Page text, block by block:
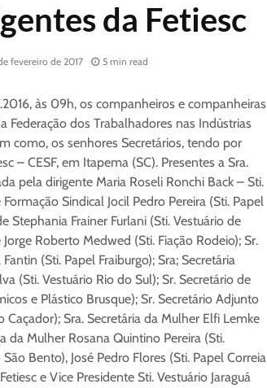
da Fetiesc
fevereiro de 2017 5 min read
às 09h, os companheiros e companheiras
dos Trabalhadores nas Indústrias
como, os senhores Secretários, tendo por
– CESF, em Itapema (SC). Presentes a Sra.
pela dirigente Maria Roseli Ronchi Back – Sti.
Sindical Jocil Pedro Pereira (Sti. Papel
Stephania Frainer Furlani (Sti. Vestuário de
Roberto Medwed (Sti. Fiação Rodeio); Sr.
(Sti. Papel Fraiburgo); Sra; Secretária
(Sti. Vestuário Rio do Sul); Sr. Secretário de
e Plástico Brusque); Sr. Secretário Adjunto
Sra. Secretária da Mulher Elfi Lemke
da Mulher Rosana Quintino Pereira (Sti.
Bento), José Pedro Flores (Sti. Papel Correia
e Vice Presidente Sti. Vestuário Jaraguá